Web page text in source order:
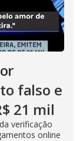
falso e
21 mil
verificação
online